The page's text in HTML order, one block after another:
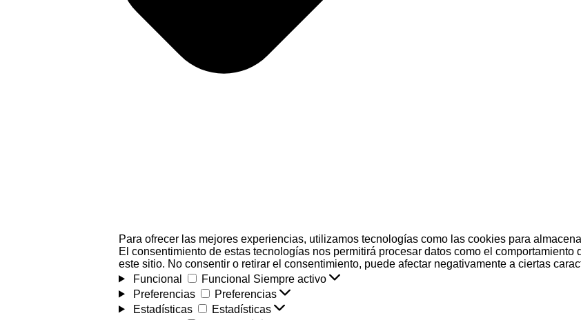
Para ofrecer las mejores experiencias, utilizamos tecnologías como las cookies para
El consentimiento de estas tecnologías nos permitirá procesar datos como el
este sitio. No consentir o retirar el consentimiento, puede afectar negativamente a ciertas
Funcional
Funcional Siempre activo
Preferencias
Preferencias
Estadísticas
Estadísticas